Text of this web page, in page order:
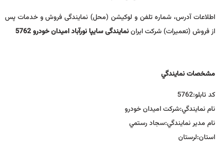
اطلاعات آدرس، شماره تلفن و لوکیشن (محل) نمایندگی فروش و خدمات پس
از فروش (تعمیرات) شرکت ایراننمایندگی سایپا نورآباد امیدان خودرو 5762
مشخصات نمايندگي
كد تابلو:5762
نام نمايندگي:شركت اميدان خودرو
نام مدير نمايندگي:سجاد رستمي
استان:لرستان